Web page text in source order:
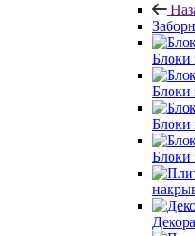
Блоки
Блоки
Блоки
Блоки